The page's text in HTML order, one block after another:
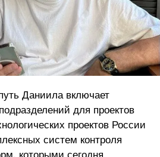
Даниила включает
для проектов
проектов России
систем контроля
которыми сегодня